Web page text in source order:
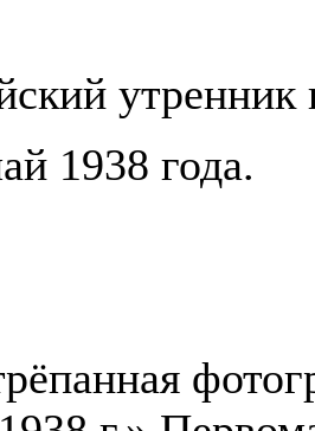
утренник
1938 года.